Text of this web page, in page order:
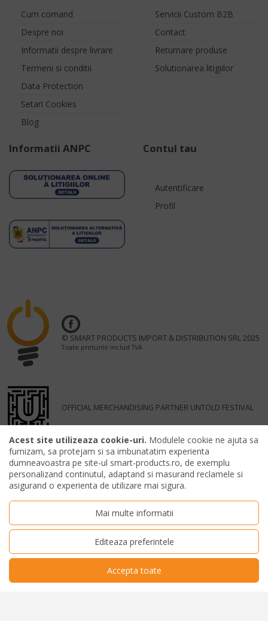
Cum comand
Despre noi
Informatii despre livrare
Termeni si conditii
Data Protection
Setari Cookies
Blog
Servicii Custom B2B
Contact
Returnare produse
Solutionarea litigiilor
Informatii ANPC Contul tau
Autentificare
Profil
© SMART PRODUCTS IMPORT & DISTRIBUTION SRL 2025
Toate preturile includ TVA
OFFICIAL MERCHANDISING PARTNER UNTOLD FESTIVAL
Acest site utilizeaza cookie-uri. Modulele cookie ne ajuta sa
furnizam, sa protejam si sa imbunatatim experienta
dumneavoastra pe site-ul smart-products.ro, de exemplu
personalizand continutul, adaptand si masurand reclamele si
asigurand o experienta de utilizare mai sigura.
Mai multe informatii
Editeaza preferintele
Accepta toate